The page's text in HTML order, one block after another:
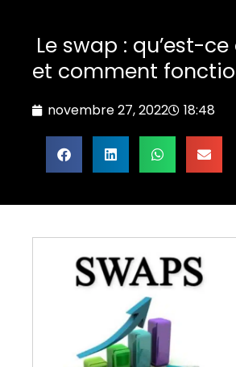
Le swap : qu’est-ce
et comment
novembre 27, 2022 18:48